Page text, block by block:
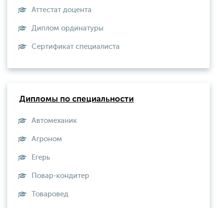
Аттестат доцента
Диплом ординатуры
Сертификат специалиста
Дипломы по специальности
Автомеханик
Агроном
Егерь
Повар-кондитер
Товаровед